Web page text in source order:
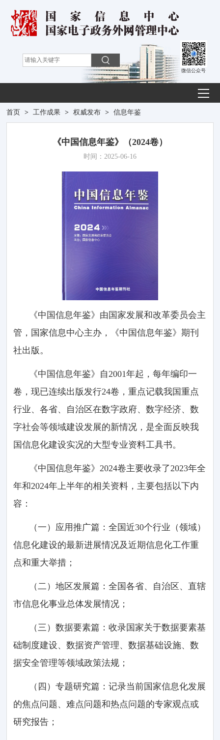
微信公众号
首页 > 工作成果 > 权威发布 > 信息年鉴
《中国信息年鉴》（2024卷）
时间：2025-06-16
《中国信息年鉴》由国家发展和改革委员会主
管，国家信息中心主办，《中国信息年鉴》期刊
社出版。
《中国信息年鉴》自2001年起，每年编印一
卷，现已连续出版发行24卷，重点记载我国重点
行业、各省、自治区在数字政府、数字经济、数
字社会等领域建设发展的新情况，是全面反映我
国信息化建设实况的大型专业资料工具书。
《中国信息年鉴》2024卷主要收录了2023年全
年和2024年上半年的相关资料，主要包括以下内
容：
（一）应用推广篇：全国近30个行业（领域）
信息化建设的最新进展情况及近期信息化工作重
点和重大举措；
（二）地区发展篇：全国各省、自治区、直辖
市信息化事业总体发展情况；
（三）数据要素篇：收录国家关于数据要素基
础制度建设、数据资产管理、数据基础设施、数
据安全管理等领域政策法规；
（四）专题研究篇：记录当前国家信息化发展
的焦点问题、难点问题和热点问题的专家观点或
研究报告；